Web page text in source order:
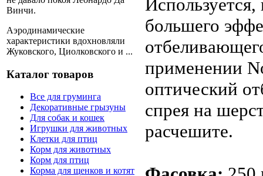
Винчи.
Аэродинамические
характеристики вдохновляли
Жуковского, Циолковского и ...
Каталог товаров
Все для груминга
Декоративные грызуны
Для собак и кошек
Игрушки для животных
Клетки для птиц
Корм для животных
Корм для птиц
Корма для щенков и котят
большего
применении
оптический
спрея на
расчешите.